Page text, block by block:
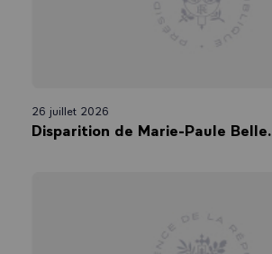
26 juillet 2026
Disparition de Marie-Paule Belle.